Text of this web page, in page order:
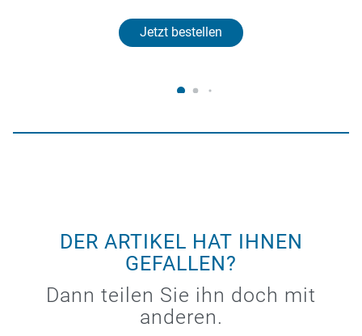
Jetzt bestellen
DER ARTIKEL HAT IHNEN
GEFALLEN?
Dann teilen Sie ihn doch mit
anderen.